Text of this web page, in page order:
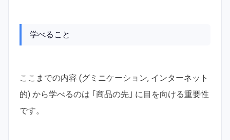
学べること
ここまでの内容 (グミニケーション, インターネット
的) から学べるのは ｢商品の先｣ に目を向ける重要性
です。